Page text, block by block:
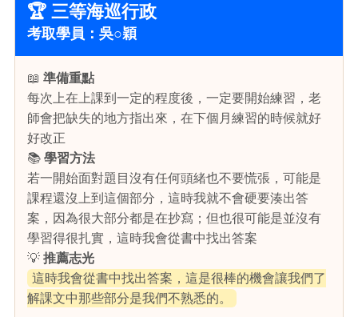
🏆 三等海巡行政
考取學員：吳○穎
📖 準備重點
每次上在上課到一定的程度後，一定要開始練習，老
師會把缺失的地方指出來，在下個月練習的時候就好
好改正
📚 學習方法
若一開始面對題目沒有任何頭緒也不要慌張，可能是
課程還沒上到這個部分，這時我就不會硬要湊出答
案，因為很大部分都是在抄寫；但也很可能是並沒有
學習得很扎實，這時我會從書中找出答案
💡 推薦志光
這時我會從書中找出答案，這是很棒的機會讓我們了
解課文中那些部分是我們不熟悉的。